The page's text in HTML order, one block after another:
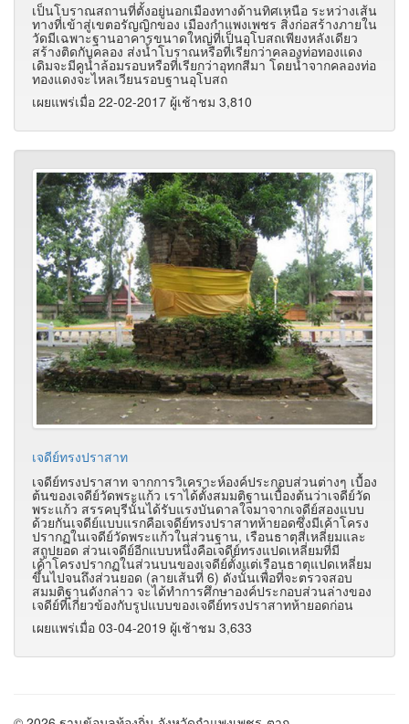
เป็นโบราณสถานที่ตั้งอยู่นอกเมืองทางด้านทิศเหนือ ระหว่างเส้น
ทางที่เข้าสู่เขตอรัญญิกของ เมืองกําแพงเพชร สิ่งก่อสร้างภายใน
วัดมีเฉพาะฐานอาคารขนาดใหญ่ที่เป็นอุโบสถเพียงหลังเดียว
สร้างติดกับคลอง ส่งน้ำโบราณหรือที่เรียกว่าคลองท่อทองแดง
เดิมจะมีคูน้ำล้อมรอบหรือที่เรียกว่าอุทกสีมา โดยน้ำจากคลองท่อ
ทองแดงจะไหลเวียนรอบฐานอุโบสถ
เผยแพร่เมื่อ 22-02-2017 ผู้เช้าชม 3,810
เจดีย์ทรงปราสาท
เจดีย์ทรงปราสาท จากการวิเคราะห์องค์ประกอบส่วนต่างๆ เบื้อง
ต้นของเจดีย์วัดพระแก้ว เราได้ตั้งสมมติฐานเบื้องต้นว่าเจดีย์วัด
พระแก้ว สรรคบุรีนั้นได้รับแรงบันดาลใจมาจากเจดีย์สองแบบ
ด้วยกันเจดีย์แบบแรกคือเจดีย์ทรงปราสาทห้ายอดซึ่งมีเค้าโครง
ปรากฏในเจดีย์วัดพระแก้วในส่วนฐาน, เรือนธาตุสี่เหลี่ยมและ
สถูปยอด ส่วนเจดีย์อีกแบบหนึ่งคือเจดีย์ทรงแปดเหลี่ยมที่มี
เค้าโครงปรากฏในส่วนบนของเจดีย์ตั้งแต่เรือนธาตุแปดเหลี่ยม
ขึ้นไปจนถึงส่วนยอด (ลายเส้นที่ 6) ดังนั้นเพื่อที่จะตรวจสอบ
สมมติฐานดังกล่าว จะได้ทำการศึกษาองค์ประกอบส่วนล่างของ
เจดีย์ที่เกี่ยวข้องกับรูปแบบของเจดีย์ทรงปราสาทห้ายอดก่อน
เผยแพร่เมื่อ 03-04-2019 ผู้เช้าชม 3,633